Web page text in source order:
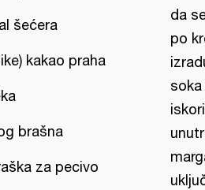
šećera
kakao praha
brašna
za pecivo
da
po